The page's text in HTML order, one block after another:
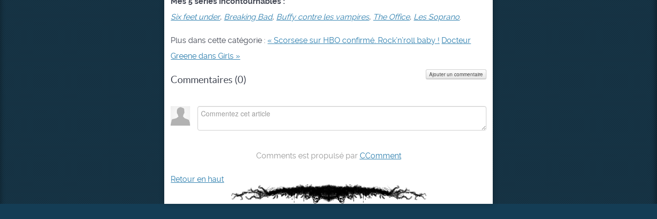
Six feet under, Breaking Bad, Buffy contre les vampires, The Office, Les Soprano.
Plus dans cette catégorie :« Scorsese sur HBO confirmé. Rock’n’roll baby ! Docteur
Greene dans Girls »
Commentaires (0)
Ajouter un commentaire
Comments est propulsé par CComment
Retour en haut